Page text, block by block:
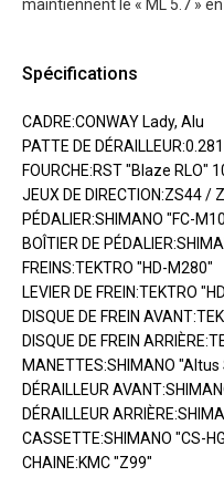
maintiennent le « ML 5.7 » en
Spécifications
CADRE:CONWAY Lady, Alu
PATTE DE
FOURCHE:RST "Blaze RLO"
JEUX DE DIRECTION:ZS44 /
PÉDALIER:SHIMANO "FC-
BOÎTIER DE
FREINS:TEKTRO "HD-M280"
LEVIER DE FREIN:TEKTRO
DISQUE DE FREIN
DISQUE DE FREIN
MANETTES:SHIMANO
DÉRAILLEUR
DÉRAILLEUR
CASSETTE:SHIMANO "CS-
CHAINE:KMC "Z99"